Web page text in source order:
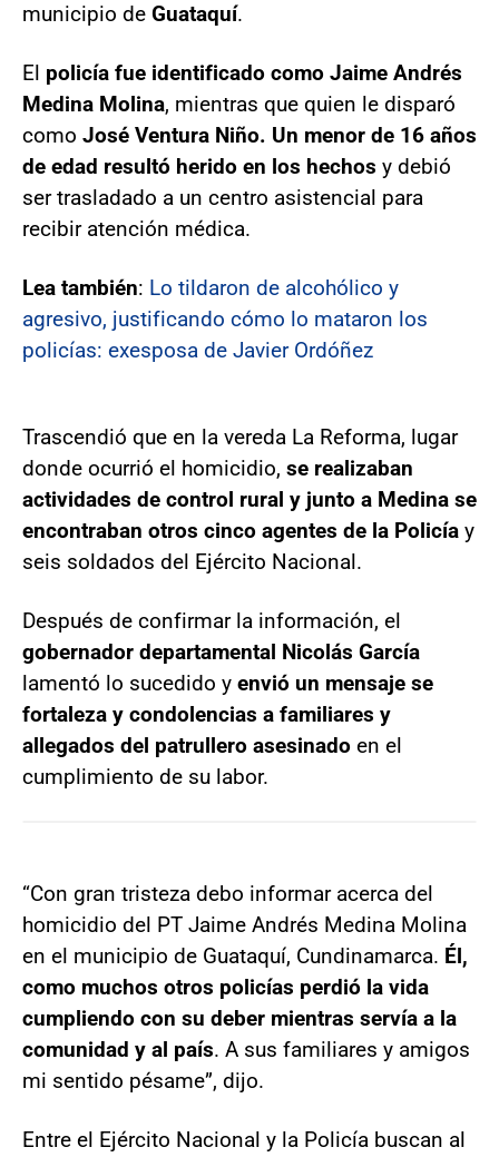
municipio de Guataquí.
El policía fue identificado como Jaime Andrés
Medina Molina, mientras que quien le disparó
como José Ventura Niño. Un menor de 16 años
de edad resultó herido en los hechos y debió
ser trasladado a un centro asistencial para
recibir atención médica.
Lea también: Lo tildaron de alcohólico y
agresivo, justificando cómo lo mataron los
policías: exesposa de Javier Ordóñez
Trascendió que en la vereda La Reforma, lugar
donde ocurrió el homicidio, se realizaban
actividades de control rural y junto a Medina se
encontraban otros cinco agentes de la Policía y
seis soldados del Ejército Nacional.
Después de confirmar la información, el
gobernador departamental Nicolás García
lamentó lo sucedido y envió un mensaje se
fortaleza y condolencias a familiares y
allegados del patrullero asesinado en el
cumplimiento de su labor.
“Con gran tristeza debo informar acerca del
homicidio del PT Jaime Andrés Medina Molina
en el municipio de Guataquí, Cundinamarca. Él,
como muchos otros policías perdió la vida
cumpliendo con su deber mientras servía a la
comunidad y al país. A sus familiares y amigos
mi sentido pésame”, dijo.
Entre el Ejército Nacional y la Policía buscan al